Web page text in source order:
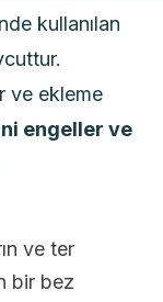
kullanılan
ve ekleme
engeller ve
ve ter
bir bez